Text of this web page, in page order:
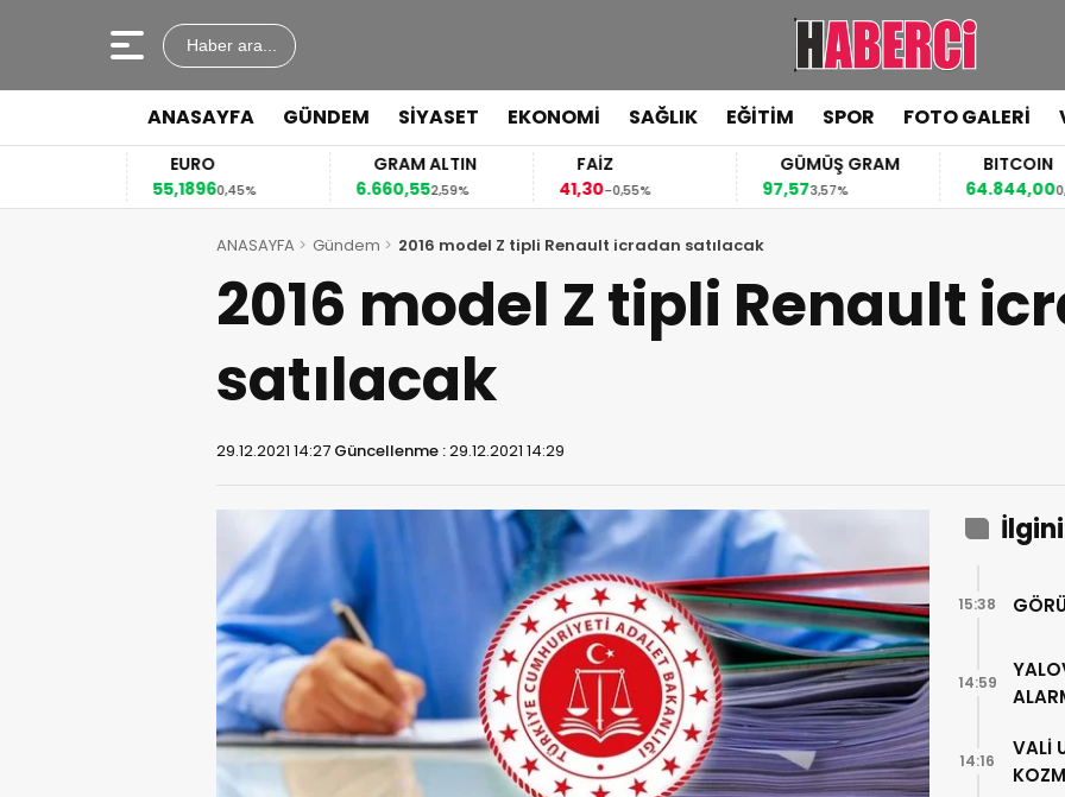
Haber ara...
ANASAYFA GÜNDEM SİYASET EKONOMİ SAĞLIK EĞİTİM SPOR FOTO GALERİ
EURO
55,18960,45%
GRAM ALTIN
6.660,552,59%
41,30-0,55%
GÜMÜŞ GRAM
97,573,57%
BITCOIN
64.844,000,70%
ANASAYFA Gündem 2016 model Z tipli Renault icradan satılacak
2016 model Z tipli Renault
satılacak
29.12.2021 14:27 Güncellenme :29.12.2021 14:29
15:38
14:59
VALİ
14:16